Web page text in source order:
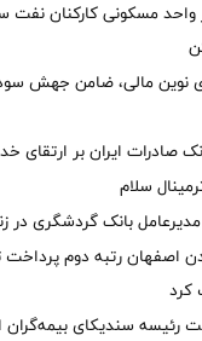
۲ هزار واحد مسکونی کارکنان
نوین مالی، ضامن جهش
صادرات ایران بر ارتقای
سلام
بانک گردشگری در
اصفهان رتبه دوم پرداخت
كرد
رئیسه سندیکای بیمه‌گران